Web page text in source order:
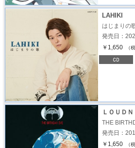
LAHIKI
はじまりの
発売日：
￥1,650
（
ＬＯＵＤ
THE
発売日：
￥1,650
（